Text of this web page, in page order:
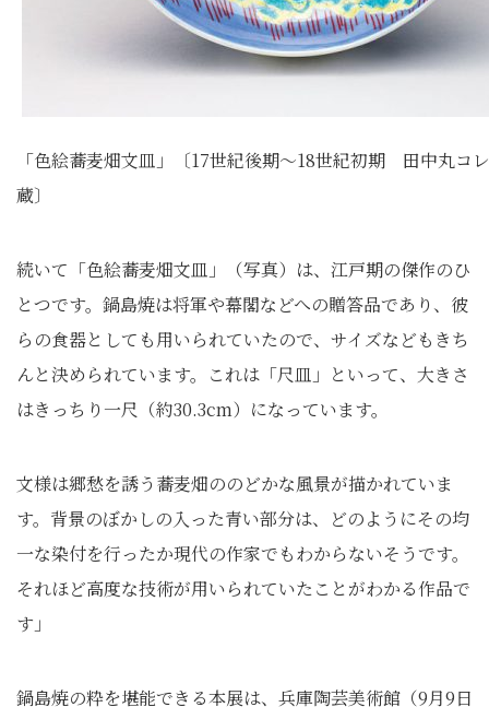
「色絵蕎麦畑文皿」〔17世紀後期～18世紀初期 田中丸コ
蔵〕
続いて「色絵蕎麦畑文皿」（写真）は、江戸期の傑作のひ
とつです。鍋島焼は将軍や幕閣などへの贈答品であり、彼
らの食器としても用いられていたので、サイズなどもきち
んと決められています。これは「尺皿」といって、大きさ
はきっちり一尺（約30.3cm）になっています。
文様は郷愁を誘う蕎麦畑ののどかな風景が描かれていま
す。背景のぼかしの入った青い部分は、どのようにその均
一な染付を行ったか現代の作家でもわからないそうです。
それほど高度な技術が用いられていたことがわかる作品で
す」
鍋島焼の粋を堪能できる本展は、兵庫陶芸美術館（9月9日